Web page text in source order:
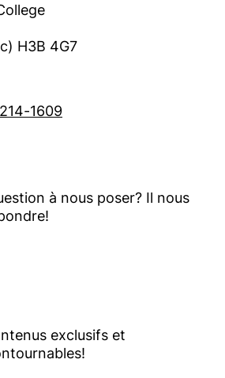
H3B 4G7
1609
à nous poser? Il nous
exclusifs et